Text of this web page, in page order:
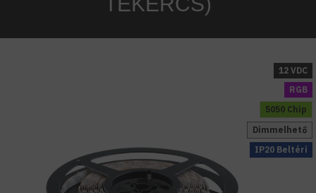
RGB
5050 Chip
IP20 Beltéri
12 VDC
Dimmelhető